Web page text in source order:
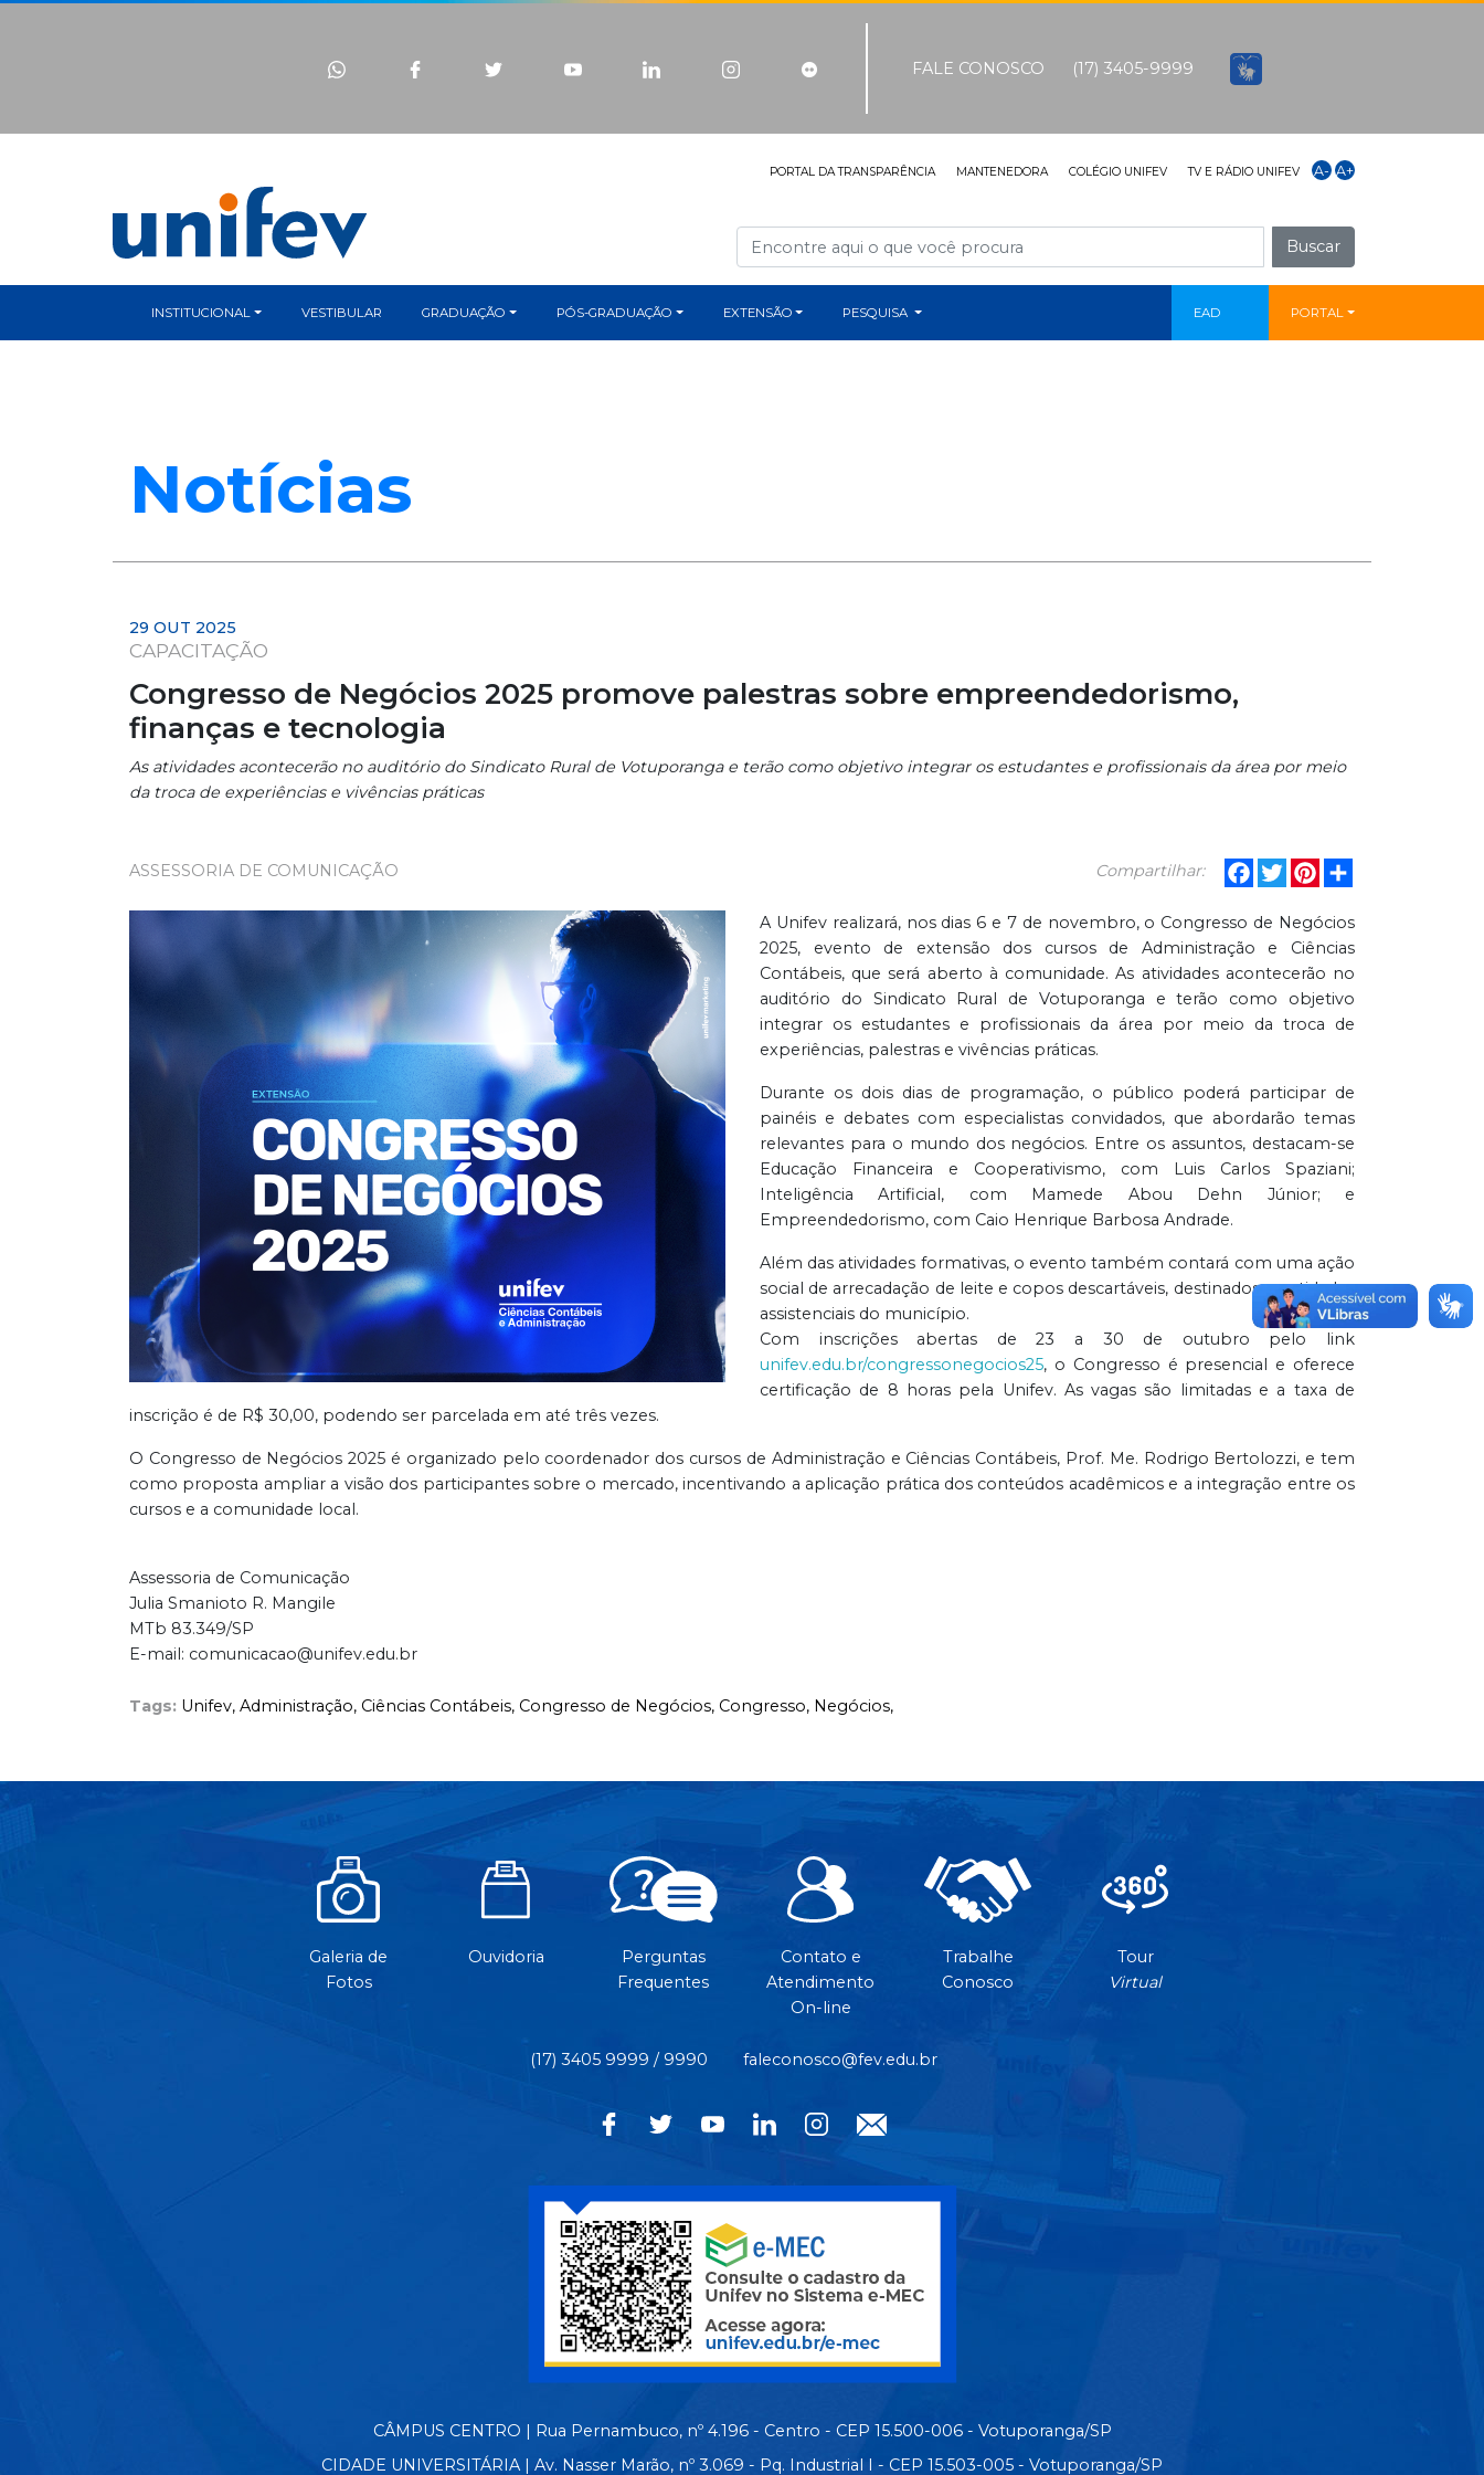
FALE CONOSCO (17) 3405-9999
PORTAL DA TRANSPARÊNCIA MANTENEDORA COLÉGIO UNIFEV TV E RÁDIO UNIFEV A- A+
Buscar
INSTITUCIONAL VESTIBULAR GRADUAÇÃO PÓS-GRADUAÇÃO EXTENSÃO PESQUISA EAD PORTAL
Notícias
29 OUT 2025
CAPACITAÇÃO
Congresso de Negócios 2025 promove palestras sobre empreendedorismo,
finanças e tecnologia
As atividades acontecerão no auditório do Sindicato Rural de Votuporanga e terão como objetivo integrar os estudantes e profissionais da área por meio
da troca de experiências e vivências práticas
Compartilhar: Facebook
TwitterPinterest
ASSESSORIA DE COMUNICAÇÃO
A Unifev realizará, nos dias 6 e 7 de novembro, o Congresso de Negócios
2025, evento de extensão dos cursos de Administração e Ciências
Contábeis, que será aberto à comunidade. As atividades acontecerão no
auditório do Sindicato Rural de Votuporanga e terão como objetivo
integrar os estudantes e profissionais da área por meio da troca de
experiências, palestras e vivências práticas.
Durante os dois dias de programação, o público poderá participar de
painéis e debates com especialistas convidados, que abordarão temas
relevantes para o mundo dos negócios. Entre os assuntos, destacam-se
Educação Financeira e Cooperativismo, com Luis Carlos Spaziani;
Inteligência Artificial, com Mamede Abou Dehn Júnior; e
Empreendedorismo, com Caio Henrique Barbosa Andrade.
Além das atividades formativas, o evento também contará com uma ação
social de arrecadação de leite e copos descartáveis, destinados a entidades
assistenciais do município.
Com inscrições abertas de 23 a 30 de outubro pelo link
unifev.edu.br/congressonegocios25, o Congresso é presencial e oferece
certificação de 8 horas pela Unifev. As vagas são limitadas e a taxa de
inscrição é de R$ 30,00, podendo ser parcelada em até três vezes.
O Congresso de Negócios 2025 é organizado pelo coordenador dos cursos de Administração e Ciências Contábeis, Prof. Me. Rodrigo Bertolozzi, e tem
como proposta ampliar a visão dos participantes sobre o mercado, incentivando a aplicação prática dos conteúdos acadêmicos e a integração entre os
cursos e a comunidade local.
Assessoria de Comunicação
Julia Smanioto R. Mangile
MTb 83.349/SP
E-mail: comunicacao@unifev.edu.br
Tags: Unifev, Administração, Ciências Contábeis, Congresso de Negócios, Congresso, Negócios,
Galeria de
Fotos
Ouvidoria
Perguntas
Frequentes
Contato e
Atendimento
On-line
Trabalhe
Conosco
Tour
Virtual
(17) 3405 9999 / 9990 faleconosco@fev.edu.br
CÂMPUS CENTRO | Rua Pernambuco, nº 4.196 - Centro - CEP 15.500-006 - Votuporanga/SP
CIDADE UNIVERSITÁRIA | Av. Nasser Marão, nº 3.069 - Pq. Industrial I - CEP 15.503-005 - Votuporanga/SP